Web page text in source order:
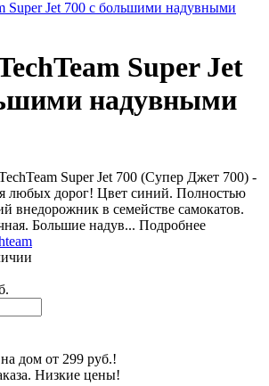
Super Jet
надувными
Super Jet 700 (Супер Джет 700) -
любых дорог! Цвет синий. Полностью
внедорожник в семействе самокатов.
Большие надув... Подробнее
дом от 299 руб.!
Низкие цены!